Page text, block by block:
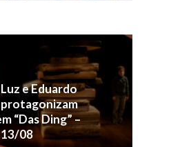
e Eduardo
“Das Ding” –
13/08